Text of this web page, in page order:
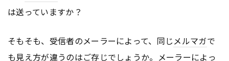
は送っていますか？
そもそも、受信者のメーラーによって、同じメルマガで
も見え方が違うのはご存じでしょうか。メーラーによっ